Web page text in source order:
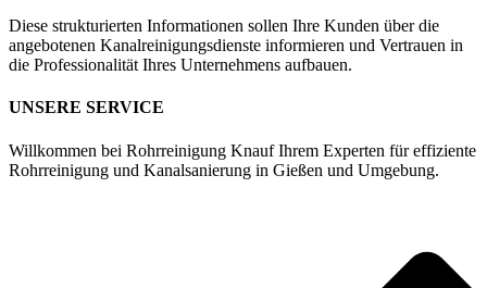
Diese strukturierten Informationen sollen Ihre Kunden über die
angebotenen Kanalreinigungsdienste informieren und Vertrauen in
die Professionalität Ihres Unternehmens aufbauen.
UNSERE SERVICE
Willkommen bei Rohrreinigung Knauf Ihrem Experten für effiziente
Rohrreinigung und Kanalsanierung in Gießen und Umgebung.